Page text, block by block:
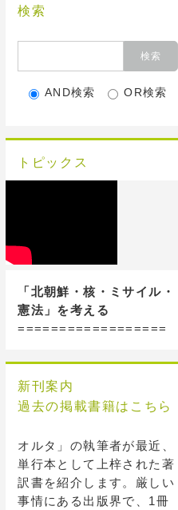
検索
AND検索 OR検索
トピックス
「北朝鮮・核・ミサイル・
憲法」を考える
==================
新刊案内
過去の掲載書籍はこちら
オルタ」の執筆者が最近、
単行本として上梓された著
訳書を紹介します。厳しい
事情にある出版界で、1冊